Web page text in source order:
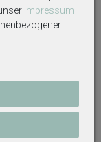
Rosa Mauve
Hoffnung
Impressum